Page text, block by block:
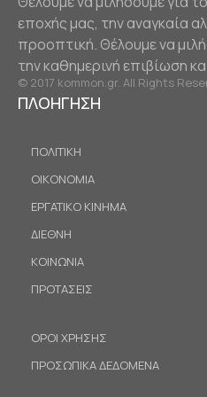
εποχής μας, την αναγκαία
προοπτική. Θέλουμε να
την καθημερινή επιβίωση
© 2017 kommon.gr. All Rights
ΠΛΟΗΓΗΣΗ
ΠΟΛΙΤΙΚΗ
ΟΙΚΟΝΟΜΙΑ
ΕΡΓΑΤΙΚΟ ΚΙΝΗΜΑ
ΔΙΕΘΝΗ
ΚΟΙΝΩΝΙΑ
ΠΡΟΤΑΣΕΙΣ
ΟΡΟΙ ΧΡΗΣΗΣ
ΠΡΟΣΩΠΙΚΑ ΔΕΔΟΜΕΝΑ